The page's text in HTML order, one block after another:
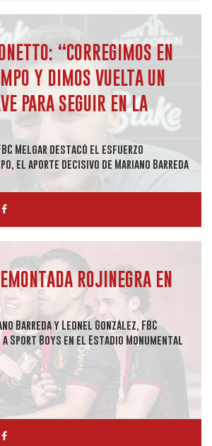
“CORREGIMOS EN
Y DIMOS VUELTA UN
PARA SEGUIR EN LA
Melgar destacó el esfuerzo
el aporte decisivo de Mariano Barreda
ROJINEGRA EN
Barreda y Leonel González, FBC
Sport Boys en el Estadio Monumental